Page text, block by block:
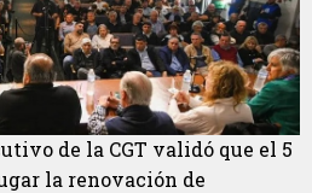
de la CGT validó que el 5
la renovación de